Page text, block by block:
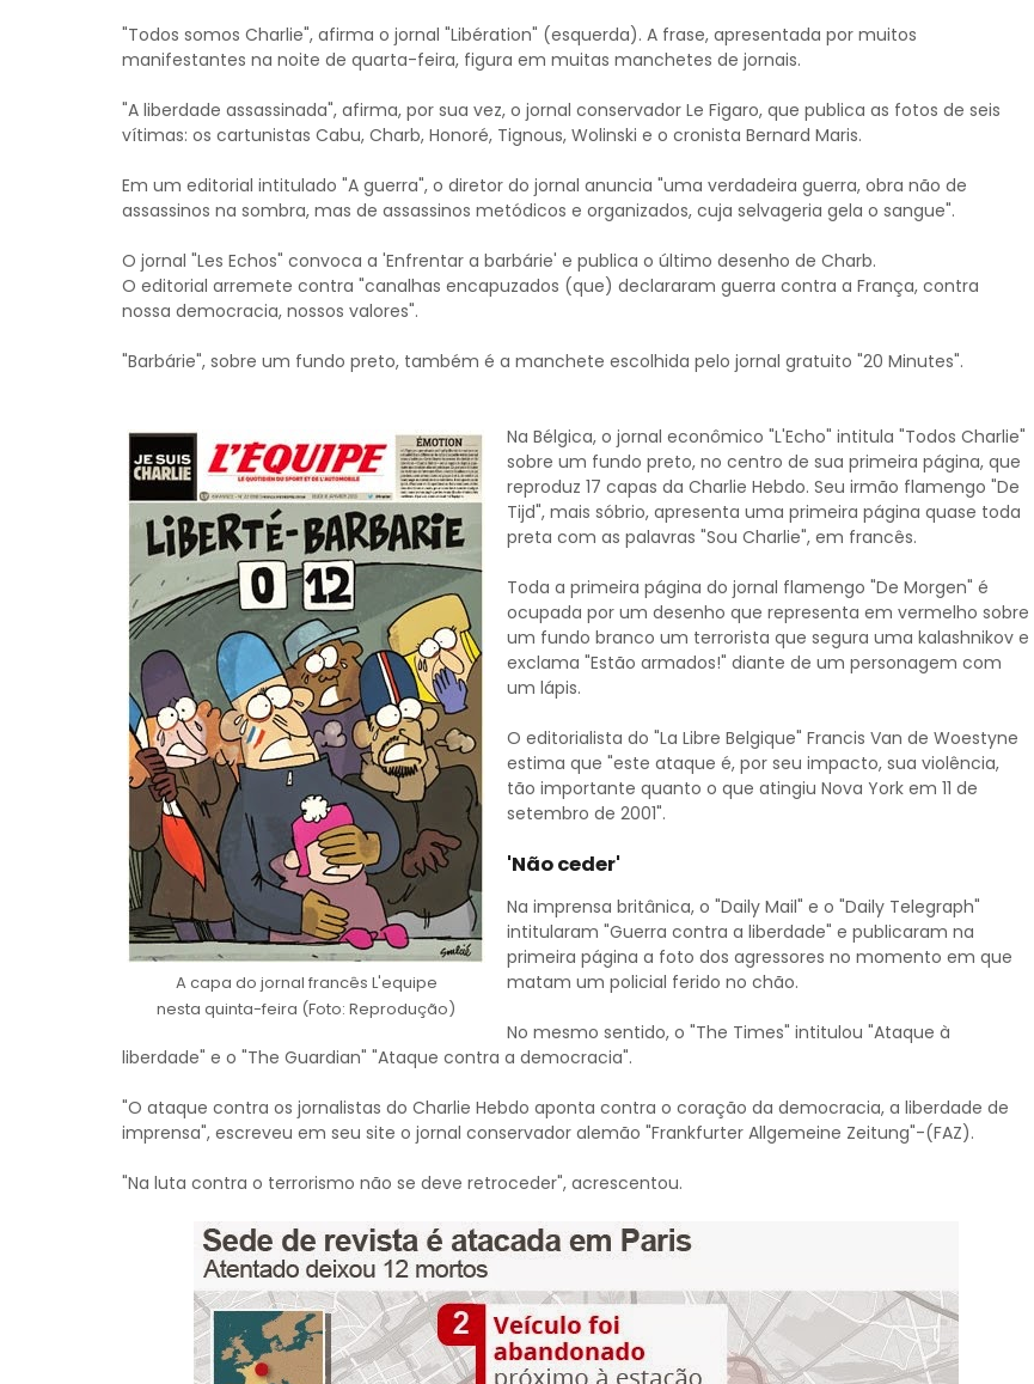
"Todos somos Charlie", afirma o jornal "Libération" (esquerda). A frase, apresentada por muitos
manifestantes na noite de quarta-feira, figura em muitas manchetes de jornais.
"A liberdade assassinada", afirma, por sua vez, o jornal conservador Le Figaro, que publica as fotos de seis
vítimas: os cartunistas Cabu, Charb, Honoré, Tignous, Wolinski e o cronista Bernard Maris.
Em um editorial intitulado "A guerra", o diretor do jornal anuncia "uma verdadeira guerra, obra não de
assassinos na sombra, mas de assassinos metódicos e organizados, cuja selvageria gela o sangue".
O jornal "Les Echos" convoca a 'Enfrentar a barbárie' e publica o último desenho de Charb.
O editorial arremete contra "canalhas encapuzados (que) declararam guerra contra a França, contra
nossa democracia, nossos valores".
"Barbárie", sobre um fundo preto, também é a manchete escolhida pelo jornal gratuito "20 Minutes".
A capa do jornal francês L'equipe
nesta quinta-feira (Foto: Reprodução)
Na Bélgica, o jornal econômico "L'Echo" intitula "Todos Charlie"
sobre um fundo preto, no centro de sua primeira página, que
reproduz 17 capas da Charlie Hebdo. Seu irmão flamengo "De
Tijd", mais sóbrio, apresenta uma primeira página quase toda
preta com as palavras "Sou Charlie", em francês.
Toda a primeira página do jornal flamengo "De Morgen" é
ocupada por um desenho que representa em vermelho sobre
um fundo branco um terrorista que segura uma kalashnikov e
exclama "Estão armados!" diante de um personagem com
um lápis.
O editorialista do "La Libre Belgique" Francis Van de Woestyne
estima que "este ataque é, por seu impacto, sua violência,
tão importante quanto o que atingiu Nova York em 11 de
setembro de 2001".
'Não ceder'
Na imprensa britânica, o "Daily Mail" e o "Daily Telegraph"
intitularam "Guerra contra a liberdade" e publicaram na
primeira página a foto dos agressores no momento em que
matam um policial ferido no chão.
No mesmo sentido, o "The Times" intitulou "Ataque à
liberdade" e o "The Guardian" "Ataque contra a democracia".
"O ataque contra os jornalistas do Charlie Hebdo aponta contra o coração da democracia, a liberdade de
imprensa", escreveu em seu site o jornal conservador alemão "Frankfurter Allgemeine Zeitung"-(FAZ).
"Na luta contra o terrorismo não se deve retroceder", acrescentou.